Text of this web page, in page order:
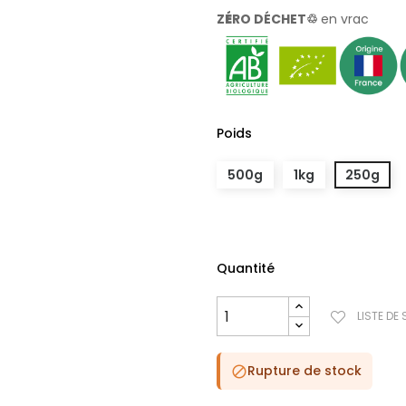
ZÉRO DÉCHET♲ en vrac
Poids
500g 1kg 250g
Quantité
LISTE DE
Rupture de stock